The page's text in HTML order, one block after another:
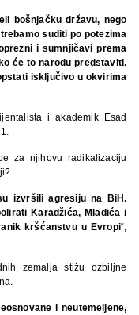
bošnjačku državu, nego
suditi po potezima
i sumnjičavi prema
će to narodu predstaviti.
isključivo u okvirima
i akademik Esad
za njihovu radikalizaciju
izvršili agresiju na BiH.
Karadžića, Mladića i
kršćanstvu u Evropi“,
zemalja stižu ozbiljne
i neutemeljene,